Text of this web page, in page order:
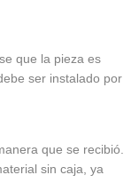
que la pieza es
ser instalado por
que se recibió.
sin caja, ya